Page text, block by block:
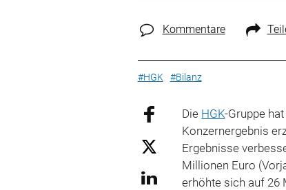
Kommentare
#HGK #Bilanz
Die HGK-Gruppe
Konzernergebnis
Ergebnisse
Millionen Euro
erhöhte sich auf 26